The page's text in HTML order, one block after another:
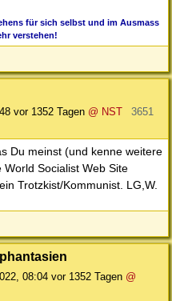
für sich selbst und im Ausmass
verstehen!
vor 1352 Tagen @ NST
3651
Du meinst (und kenne weitere
Socialist Web Site
Trotzkist/Kommunist. LG,W.
08:04 vor 1352 Tagen @